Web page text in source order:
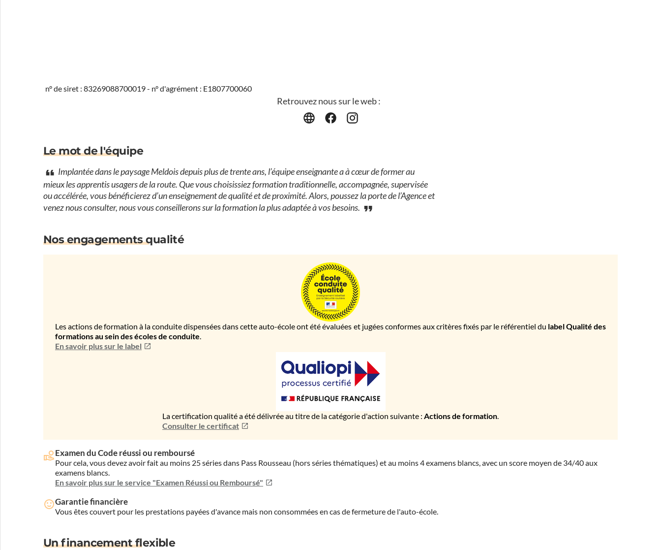
n° de siret : 83269088700019 - n° d'agrément : E1807700060
Retrouvez nous sur le web :
Le mot de l'équipe
Implantée dans le paysage Meldois depuis plus de trente ans, l’équipe enseignante a à cœur de former au
mieux les apprentis usagers de la route. Que vous choisissiez formation traditionnelle, accompagnée, supervisée
ou accélérée, vous bénéficierez d’un enseignement de qualité et de proximité. Alors, poussez la porte de l’Agence et
venez nous consulter, nous vous conseillerons sur la formation la plus adaptée à vos besoins.
Nos engagements qualité
Les actions de formation à la conduite dispensées dans cette auto-école ont été évaluées et jugées conformes aux critères fixés par le référentiel du label Qualité des
formations au sein des écoles de conduite.
En savoir plus sur le label
La certification qualité a été délivrée au titre de la catégorie d'action suivante : Actions de formation.
Consulter le certificat
Examen du Code réussi ou remboursé
Pour cela, vous devez avoir fait au moins 25 séries dans Pass Rousseau (hors séries thématiques) et au moins 4 examens blancs, avec un score moyen de 34/40 aux
examens blancs.
En savoir plus sur le service "Examen Réussi ou Remboursé"
Garantie financière
Vous êtes couvert pour les prestations payées d'avance mais non consommées en cas de fermeture de l'auto-école.
Un financement flexible